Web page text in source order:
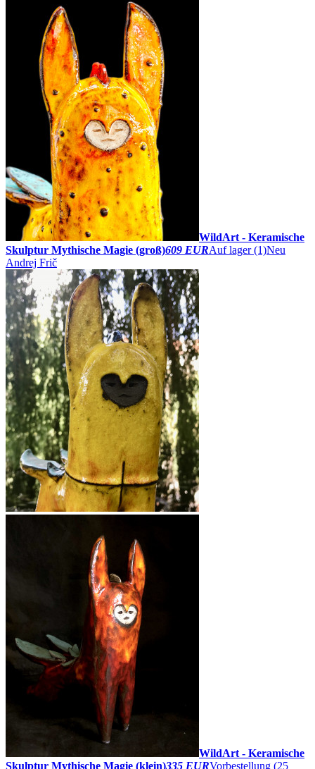
WildArt - Keramische
Skulptur Mythische Magie (groß)609 EURAuf lager (1)Neu
Andrej Frič
WildArt - Keramische
Skulptur Mythische Magie (klein)335 EURVorbestellung (25